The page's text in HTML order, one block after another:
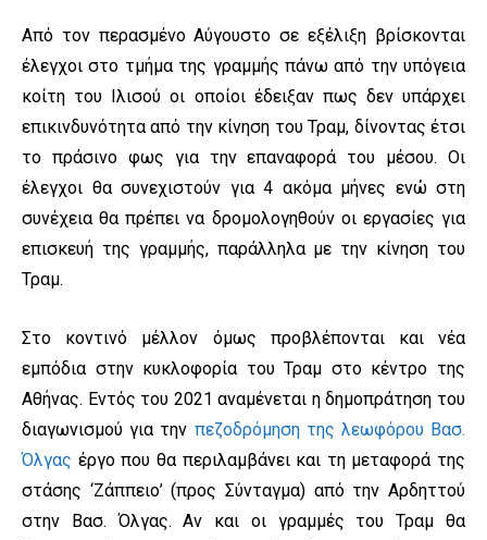
Από τον περασμένο Αύγουστο σε εξέλιξη βρίσκονται
έλεγχοι στο τμήμα της γραμμής πάνω από την υπόγεια
κοίτη του Ιλισού οι οποίοι έδειξαν πως δεν υπάρχει
επικινδυνότητα από την κίνηση του Τραμ, δίνοντας έτσι
το πράσινο φως για την επαναφορά του μέσου. Οι
έλεγχοι θα συνεχιστούν για 4 ακόμα μήνες ενώ στη
συνέχεια θα πρέπει να δρομολογηθούν οι εργασίες για
επισκευή της γραμμής, παράλληλα με την κίνηση του
Τραμ.
Στο κοντινό μέλλον όμως προβλέπονται και νέα
εμπόδια στην κυκλοφορία του Τραμ στο κέντρο της
Αθήνας. Εντός του 2021 αναμένεται η δημοπράτηση του
διαγωνισμού για την πεζοδρόμηση της λεωφόρου Βασ.
Όλγας έργο που θα περιλαμβάνει και τη μεταφορά της
στάσης ‘Ζάππειο’ (προς Σύνταγμα) από την Αρδηττού
στην Βασ. Όλγας. Αν και οι γραμμές του Τραμ θα